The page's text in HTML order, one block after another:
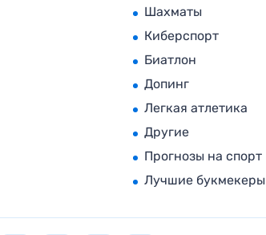
Шахматы
Киберспорт
Биатлон
Допинг
Легкая атлетика
Другие
Прогнозы на спорт
Лучшие букмекеры